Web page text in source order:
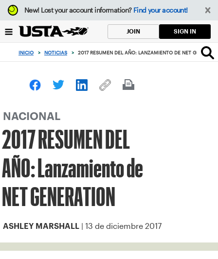
Enfoque
desde
botón
volver
principio
New!Lost your account information? Find your account!
JOIN SIGN IN
INICIO > NOTICIAS > 2017 RESUMEN DEL AÑO: LANZAMIENTO DE NET
NACIONAL
2017 RESUMEN DEL
AÑO: Lanzamiento de
NET GENERATION
ASHLEY MARSHALL | 13 de diciembre 2017